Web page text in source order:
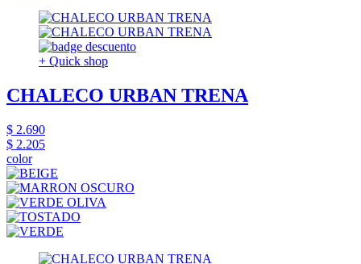
+ Quick shop
CHALECO URBAN TRENA
$ 2.690
$ 2.205
color